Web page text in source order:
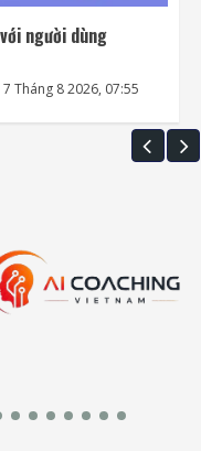
người dùng
7 Tháng 8 2026, 07:55